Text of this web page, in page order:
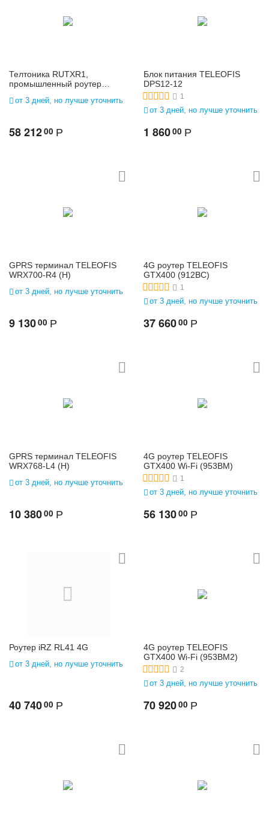
Телтоника RUTXR1,
промышленный роутер
Wi-Fi, USB
от 3 дней, но лучше уточнить
58 21200 Р
Блок питания TELEOFIS
DPS12-12
1
от 3 дней, но лучше уточнить
1 86000 Р
GPRS терминал TELEOFIS
WRX700-R4 (H)
от 3 дней, но лучше уточнить
9 13000 Р
4G роутер TELEOFIS
GTX400 (912BC)
1
от 3 дней, но лучше уточнить
37 66000 Р
GPRS терминал TELEOFIS
WRX768-L4 (H)
от 3 дней, но лучше уточнить
10 38000 Р
4G роутер TELEOFIS
GTX400 Wi-Fi (953BM)
1
от 3 дней, но лучше уточнить
56 13000 Р
Роутер iRZ RL41 4G
от 3 дней, но лучше уточнить
40 74000 Р
4G роутер TELEOFIS
GTX400 Wi-Fi (953BM2)
2
от 3 дней, но лучше уточнить
70 92000 Р